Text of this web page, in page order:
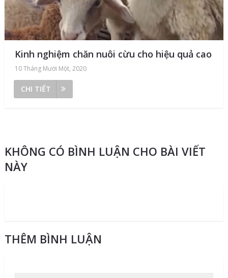
Kinh nghiệm chăn nuôi cừu cho hiệu quả cao
10 Tháng Mười Một, 2020
CHI TIẾT
KHÔNG CÓ BÌNH LUẬN CHO BÀI VIẾT
NÀY
THÊM BÌNH LUẬN